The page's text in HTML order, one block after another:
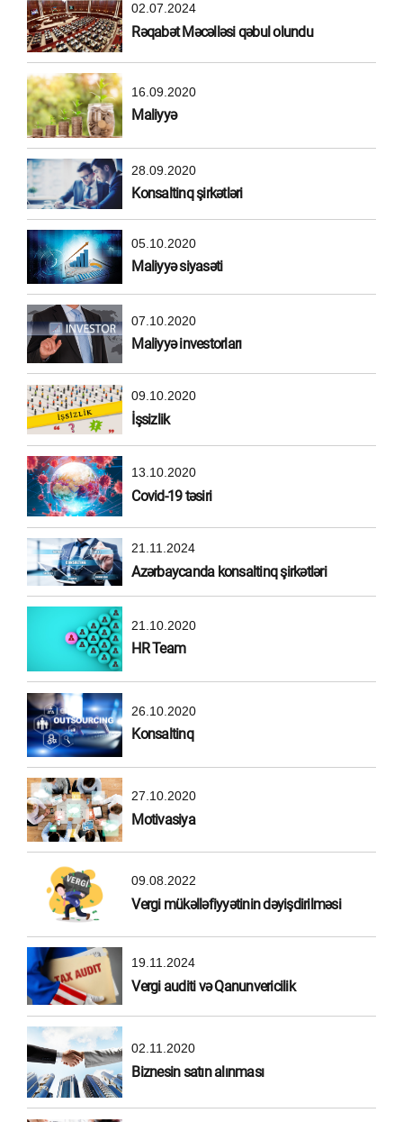
02.07.2024
Rəqabət Məcəlləsi qəbul olundu
16.09.2020
Maliyyə
28.09.2020
Konsaltinq şirkətləri
05.10.2020
Maliyyə siyasəti
07.10.2020
Maliyyə investorları
09.10.2020
İşsizlik
13.10.2020
Covid-19 təsiri
21.11.2024
Azərbaycanda konsaltinq şirkətləri
21.10.2020
HR Team
26.10.2020
Konsaltinq
27.10.2020
Motivasiya
09.08.2022
Vergi mükəlləfiyyətinin dəyişdirilməsi
19.11.2024
Vergi auditi və Qanunvericilik
02.11.2020
Biznesin satın alınması